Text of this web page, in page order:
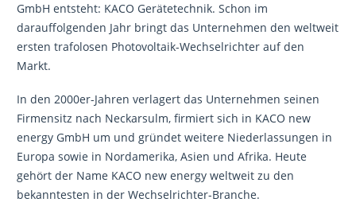
GmbH entsteht: KACO Gerätetechnik. Schon im
darauffolgenden Jahr bringt das Unternehmen den weltweit
ersten trafolosen Photovoltaik-Wechselrichter auf den
Markt.
In den 2000er-Jahren verlagert das Unternehmen seinen
Firmensitz nach Neckarsulm, firmiert sich in KACO new
energy GmbH um und gründet weitere Niederlassungen in
Europa sowie in Nordamerika, Asien und Afrika. Heute
gehört der Name KACO new energy weltweit zu den
bekanntesten in der Wechselrichter-Branche.